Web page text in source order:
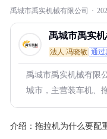
禹城市禹实机械有限公司 ·
禹城市禹实
法人:冯晓敏 通过
禹城市禹实机械有限
城市，主营装车机、
介绍： 拖拉机为什么要配